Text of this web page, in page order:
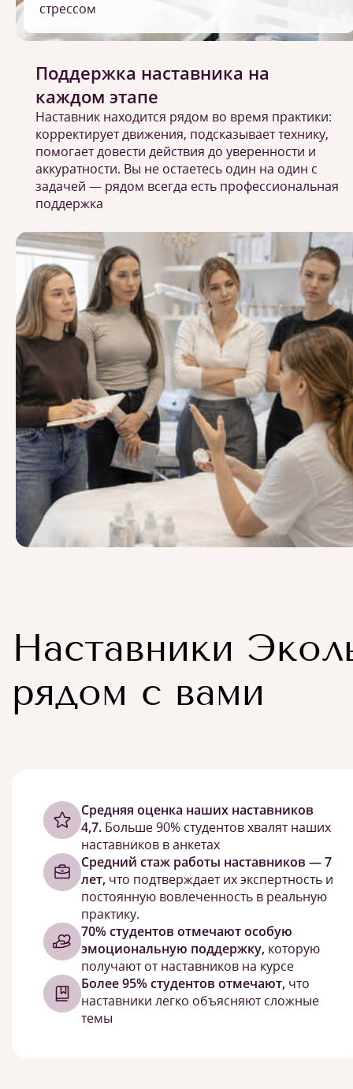
стрессом
Поддержка наставника на
каждом этапе
Наставник находится рядом во время практики:
корректирует движения, подсказывает технику,
помогает довести действия до уверенности и
аккуратности. Вы не остаетесь один на один с
задачей — рядом всегда есть профессиональная
поддержка
Наставники
рядом с вами
Cредняя оценка наших наставников
4,7. Больше 90% студентов хвалят наших
наставников в анкетах
Средний стаж работы наставников — 7
лет, что подтверждает их экспертность и
постоянную вовлеченность в реальную
практику.
70% студентов отмечают особую
эмоциональную поддержку, которую
получают от наставников на курсе
Более 95% студентов отмечают, что
наставники легко объясняют сложные
темы